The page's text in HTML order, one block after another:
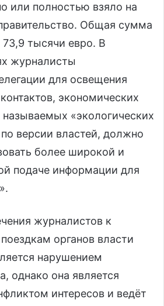
или полностью взяло на
Общая сумма
73,9 тысячи евро. В
журналисты
для освещения
экономических
«экологических
версии властей, должно
более широкой и
подаче информации для
журналистов к
органов власти
нарушением
однако она является
интересов и ведёт